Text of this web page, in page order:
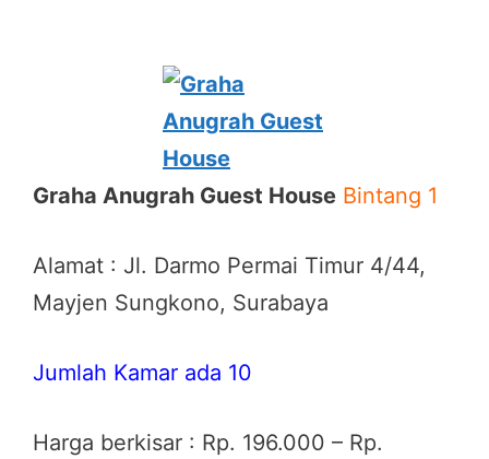
Graha Anugrah Guest House Bintang 1
Alamat : Jl. Darmo Permai Timur 4/44,
Mayjen Sungkono, Surabaya
Jumlah Kamar ada 10
Harga berkisar : Rp. 196.000 – Rp.